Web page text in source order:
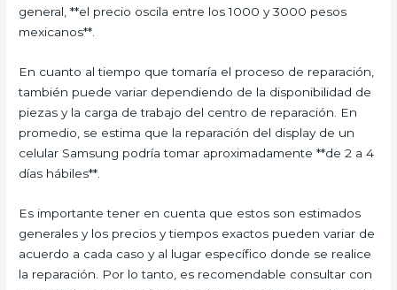
general, **el precio oscila entre los 1000 y 3000 pesos
mexicanos**.
En cuanto al tiempo que tomaría el proceso de reparación,
también puede variar dependiendo de la disponibilidad de
piezas y la carga de trabajo del centro de reparación. En
promedio, se estima que la reparación del display de un
celular Samsung podría tomar aproximadamente **de 2 a 4
días hábiles**.
Es importante tener en cuenta que estos son estimados
generales y los precios y tiempos exactos pueden variar de
acuerdo a cada caso y al lugar específico donde se realice
la reparación. Por lo tanto, es recomendable consultar con